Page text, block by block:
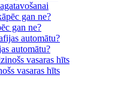
gan ne?
automātu?
vasaras hīts